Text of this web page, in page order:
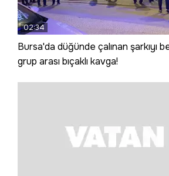
02:34
Bursa'da düğünde çalınan şarkıyı
grup arası bıçaklı kavga!